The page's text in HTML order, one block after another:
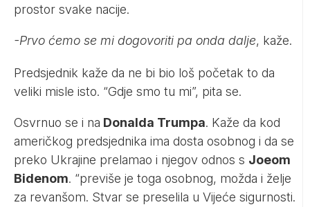
prostor svake nacije.
-Prvo ćemo se mi dogovoriti pa onda dalje, kaže.
Predsjednik kaže da ne bi bio loš početak to da
veliki misle isto. “Gdje smo tu mi”, pita se.
Osvrnuo se i na Donalda Trumpa. Kaže da kod
američkog predsjednika ima dosta osobnog i da se
preko Ukrajine prelamao i njegov odnos s Joeom
Bidenom. “previše je toga osobnog, možda i želje
za revanšom. Stvar se preselila u Vijeće sigurnosti.